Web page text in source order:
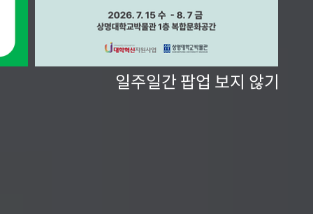
일주일간 팝업 보지 않기